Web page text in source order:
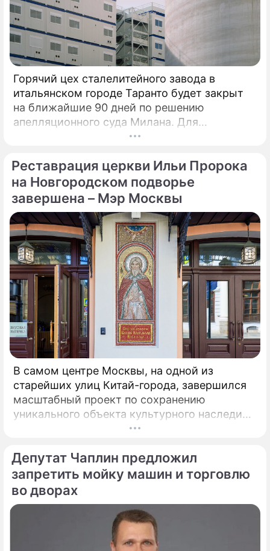
Горячий цех сталелитейного завода в
итальянском городе Таранто будет закрыт
на ближайшие 90 дней по решению
апелляционного суда Милана. Для
возобновления производства необходимо
конструкций и оборудования из цеха,
сообщает портал Eurometal.
Металлургический завод компании Acciaierie
d'Italia (ADI), ранее известной как Ilva
(Ильва), является крупнейшим на
территории Европы.
Реставрация церкви Ильи Пророка
на Новгородском подворье
завершена – Мэр Москвы
В самом центре Москвы, на одной из
старейших улиц Китай-города, завершился
масштабный проект по сохранению
уникального объекта культурного наследия –
Церкви Илии Пророка в Новгородском
архитектурной доминантой улицы Ильинки и
давший ей название, открывается для
прихожан и ценителей древнерусского
зодчества после шести лет беспрецедентно
сложных реставрационных работ.
Депутат Чаплин предложил
запретить мойку машин и торговлю
во дворах